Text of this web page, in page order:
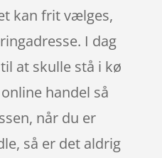
kan frit vælges,
I dag
at skulle stå i kø
handel så
når du er
så er det aldrig